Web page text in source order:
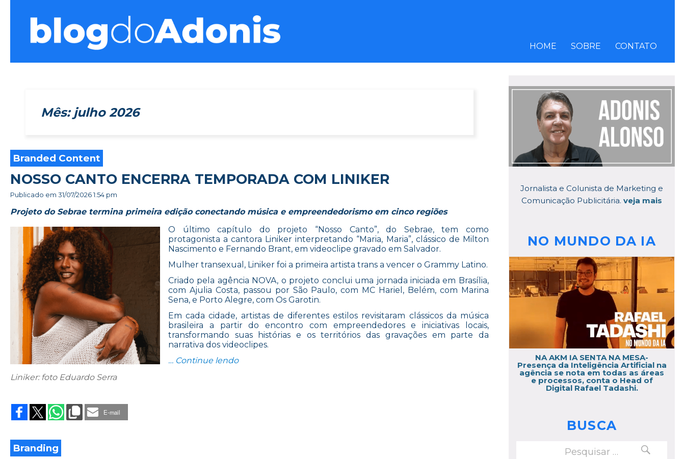
Blog do Adonis
HOME SOBRE CONTATO
Mês: julho 2026
Branded Content
NOSSO CANTO ENCERRA TEMPORADA COM LINIKER
Publicado em 31/07/2026 1:54 pm
Projeto do Sebrae termina primeira edição conectando música e empreendedorismo em cinco regiões
Liniker: foto Eduardo Serra
O último capítulo do projeto “Nosso Canto”, do Sebrae, tem como
protagonista a cantora Liniker interpretando “Maria, Maria”, clássico de Milton
Nascimento e Fernando Brant, em videoclipe gravado em Salvador.
Mulher transexual, Liniker foi a primeira artista trans a vencer o Grammy Latino.
Criado pela agência NOVA, o projeto conclui uma jornada iniciada em Brasília,
com Ajulia Costa, passou por São Paulo, com MC Hariel, Belém, com Marina
Sena, e Porto Alegre, com Os Garotin.
Em cada cidade, artistas de diferentes estilos revisitaram clássicos da música
brasileira a partir do encontro com empreendedores e iniciativas locais,
transformando suas histórias e os territórios das gravações em parte da
narrativa dos videoclipes.
… Continue lendo“NOSSO CANTO ENCERRA TEMPORADA COM LINIKER”
E-mail
Branding
Jornalista e Colunista de Marketing e
Comunicação Publicitária. veja mais
NO MUNDO DA IA
NA AKM IA SENTA NA MESA-
Presença da Inteligência Artificial na
agência se nota em todas as áreas
e processos, conta o Head of
Digital Rafael Tadashi.
BUSCA
PESQUISAR